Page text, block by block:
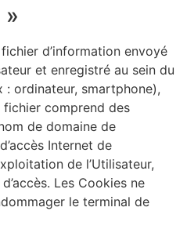
»
d’information envoyé
et enregistré au sein du
: ordinateur, smartphone),
comprend des
de domaine de
Internet de
de l’Utilisateur,
Les Cookies ne
le terminal de